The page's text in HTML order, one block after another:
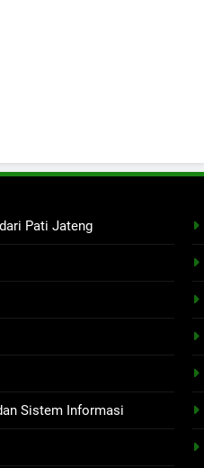
Pati Jateng
Sistem Informasi